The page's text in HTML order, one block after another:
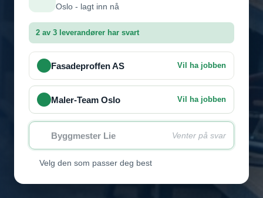
Oslo - lagt inn nå
2 av 3 leverandører har svart
Fasadeproffen AS Vil ha jobben
Maler-Team Oslo Vil ha jobben
Byggmester Lie Venter på svar
Velg den som passer deg best